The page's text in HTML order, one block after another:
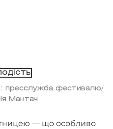
пресслужба фестивалю/
Мантач
— що особливо